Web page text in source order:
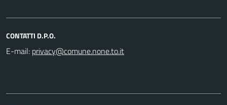
CONTATTI D.P.O.
E-mail: